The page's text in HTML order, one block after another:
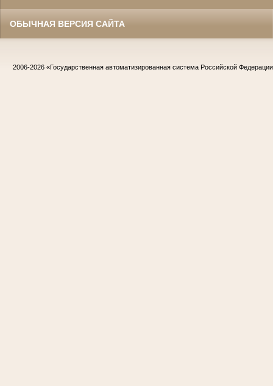
ОБЫЧНАЯ ВЕРСИЯ САЙТА
2006-2026 «Государственная автоматизированная система Российской